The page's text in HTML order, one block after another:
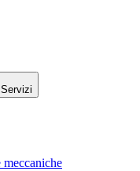
meccaniche